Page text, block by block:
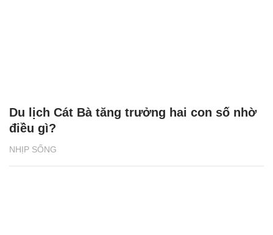
NHỊP SỐNG
Du lịch Cát Bà tăng trưởng hai con số nhờ
điều gì?